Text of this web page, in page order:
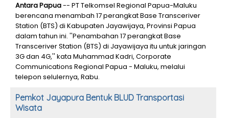
Antara Papua-- PT Telkomsel Regional Papua-Maluku
berencana menambah 17 perangkat Base Transceriver
Station (BTS) di Kabupaten Jayawijaya, Provinsi Papua
dalam tahun ini. ''Penambahan 17 perangkat Base
Transceriver Station (BTS) di Jayawijaya itu untuk jaringan
3G dan 4G,'' kata Muhammad Kadri, Corporate
Communications Regional Papua - Maluku, melalui
telepon selulernya, Rabu.
Pemkot Jayapura Bentuk BLUD Transportasi
Wisata